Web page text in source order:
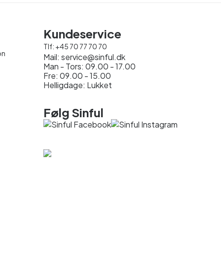
Kundeservice
Tlf: +45 70 77 70 70
Mail: service@sinful.dk
Man - Tors: 09.00 - 17.00
Fre: 09.00 - 15.00
Helligdage: Lukket
Følg Sinful